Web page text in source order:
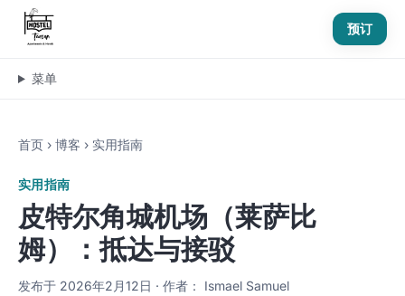
预订
菜单
首页 › 博客 › 实用指南
实用指南
皮特尔角城机场（莱萨比
姆）：抵达与接驳
发布于 2026年2月12日 · 作者： Ismael Samuel